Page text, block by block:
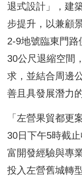
退式設計」，建
步提升，以兼顧
2-9地號臨東門路
30公尺退縮空間
求，並結合周邊
善且具發展潛力
「左營果貿都更
30日下午5時截
富開發經驗與專
投入左營舊城轉